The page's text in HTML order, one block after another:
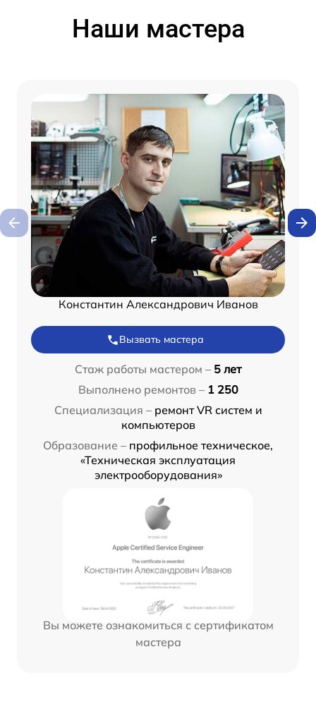
Наши мастера
Константин Александрович Иванов
Вызвать мастера
Стаж работы мастером – 5 лет
Выполнено ремонтов – 1 250
Специализация – ремонт VR систем и
компьютеров
Образование – профильное техническое,
«Техническая эксплуатация
электрооборудования»
Вы можете ознакомиться с сертификатом
мастера